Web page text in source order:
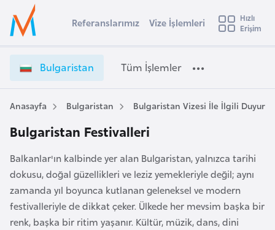
Ülke Seçimi
Başvuru yapmak istediğiniz ülkeyi seçin
Üye
Girişi
e
Referanslarımız Vize İşlemleri
Hızlı
Erişim
Bulgaristan Tüm İşlemler
Anasayfa Bulgaristan Bulgaristan Vizesi İle İlgili
Bulgaristan Festivalleri
Balkanlar'ın kalbinde yer alan Bulgaristan, yalnızca tarihi
dokusu, doğal güzellikleri ve leziz yemekleriyle değil; aynı
zamanda yıl boyunca kutlanan geleneksel ve modern
festivalleriyle de dikkat çeker. Ülkede her mevsim başka bir
renk, başka bir ritim yaşanır. Kültür, müzik, dans, dini
s
t
r
a
A
v
s